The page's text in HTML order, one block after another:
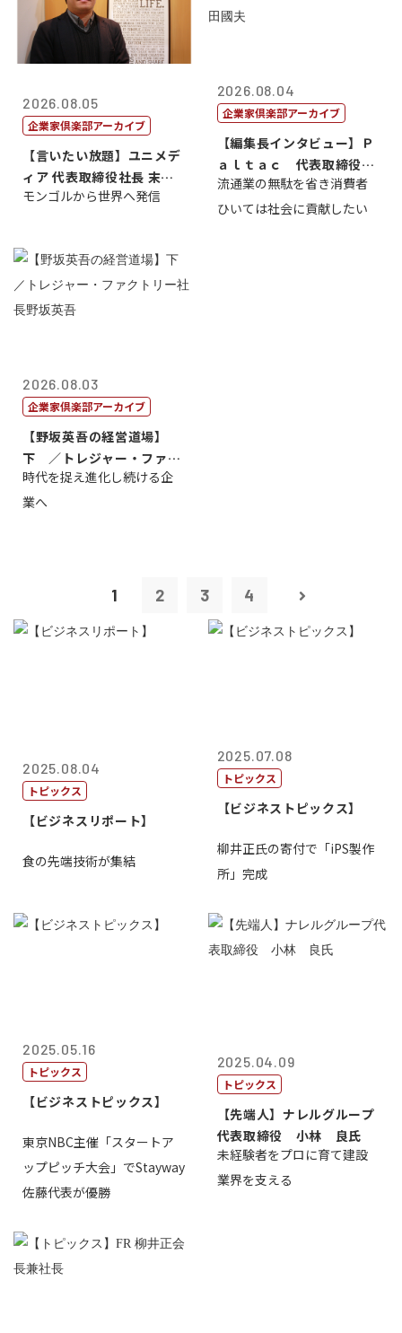
2026.08.05
企業家倶楽部アーカイブ
【言いたい放題】ユニメデ
ィア 代表取締役社長 末田
真
モンゴルから世界へ発信
2026.08.04
企業家倶楽部アーカイブ
【編集長インタビュー】Ｐ
ａｌｔａｃ 代表取締役会
長三木田國夫
流通業の無駄を省き消費者
ひいては社会に貢献したい
2026.08.03
企業家倶楽部アーカイブ
【野坂英吾の経営道場】
下 ／トレジャー・ファク
トリー社長野坂...
時代を捉え進化し続ける企
業へ
1 2 3 4
2025.08.04
トピックス
【ビジネスリポート】
食の先端技術が集結
2025.07.08
トピックス
【ビジネストピックス】
柳井正氏の寄付で「iPS製作
所」完成
2025.05.16
トピックス
【ビジネストピックス】
東京NBC主催「スタートア
ップピッチ大会」でStayway
佐藤代表が優勝
2025.04.09
トピックス
【先端人】ナレルグループ
代表取締役 小林 良氏
未経験者をプロに育て建設
業界を支える